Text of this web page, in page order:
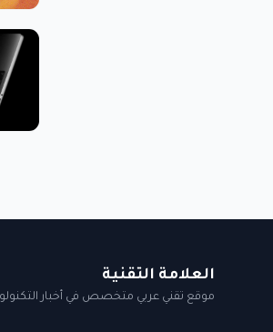
العلامة التقنية
موقع تقني عربي متخصص في أخبار